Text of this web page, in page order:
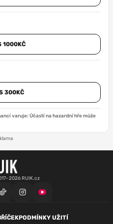
1000KČ
300KČ
varuje: Účastí na hazardní hře může
RUIK.cz
PODMÍNKY UŽITÍ